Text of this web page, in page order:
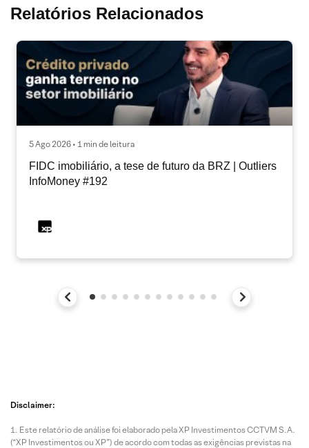
Relatórios Relacionados
5 Ago 2026 • 1 min de leitura
FIDC imobiliário, a tese de futuro da BRZ | Outliers
InfoMoney #192
Disclaimer:
Este relatório de análise foi elaborado pela XP Investimentos CCTVM S.A.
(“XP Investimentos ou XP”) de acordo com todas as exigências previstas na